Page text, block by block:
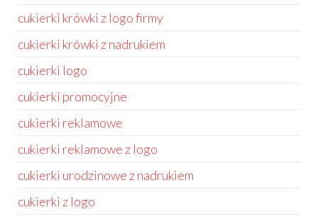
cukierki krówki z logo firmy
cukierki krówki z nadrukiem
cukierki logo
cukierki promocyjne
cukierki reklamowe
cukierki reklamowe z logo
cukierki urodzinowe z nadrukiem
cukierki z logo